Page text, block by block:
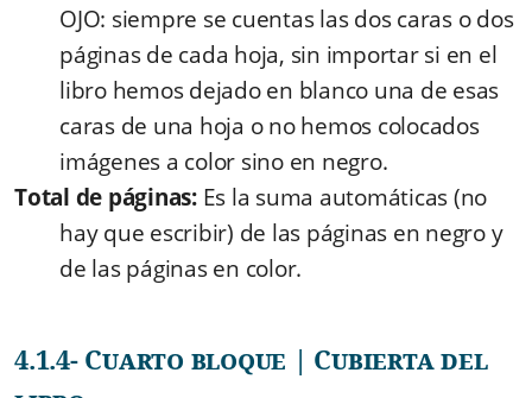
OJO: siempre se cuentas las dos caras o dos
páginas de cada hoja, sin importar si en el
libro hemos dejado en blanco una de esas
caras de una hoja o no hemos colocados
imágenes a color sino en negro.
Total de páginas: Es la suma automáticas (no
hay que escribir) de las páginas en negro y
de las páginas en color.
4.1.4- Cuarto bloque | Cubierta del